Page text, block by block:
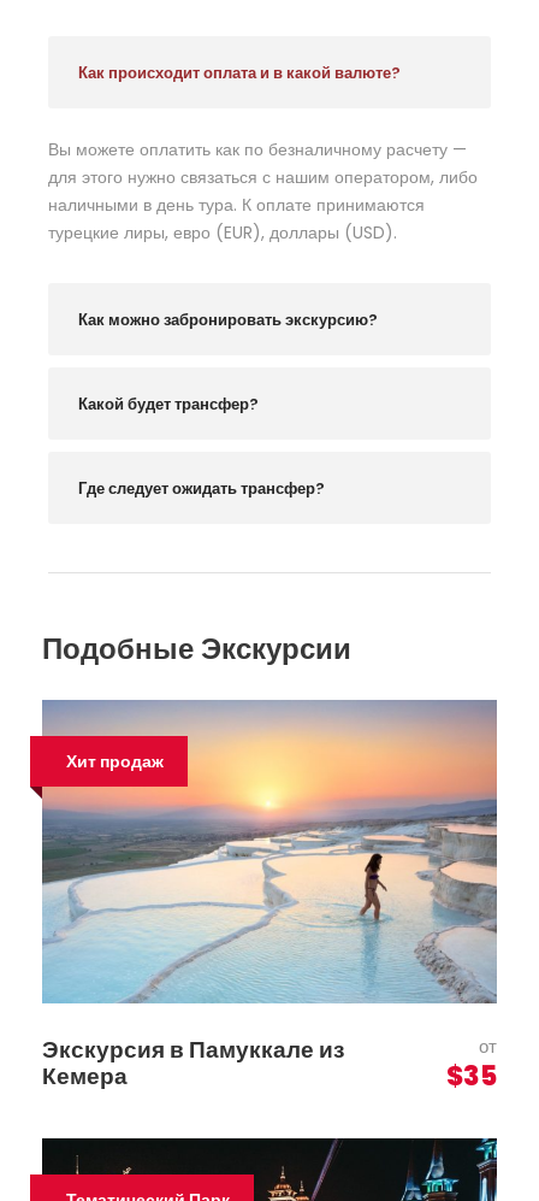
Как происходит оплата и в какой валюте?
Вы можете оплатить как по безналичному расчету —
для этого нужно связаться с нашим оператором, либо
наличными в день тура. К оплате принимаются
турецкие лиры, евро (EUR), доллары (USD).
Как можно забронировать экскурсию?
Какой будет трансфер?
Где следует ожидать трансфер?
Подобные Экскурсии
Хит продаж
Экскурсия в Памуккале из
Кемера
от
$35